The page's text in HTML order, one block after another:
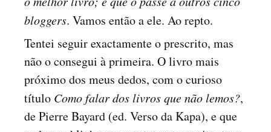
bloggers. Vamos então a ele. Ao repto.
Tentei seguir exactamente o prescrito, mas
não o consegui à primeira. O livro mais
próximo dos meus dedos, com o curioso
título Como falar dos livros que não lemos?,
de Pierre Bayard (ed. Verso da Kapa), e que